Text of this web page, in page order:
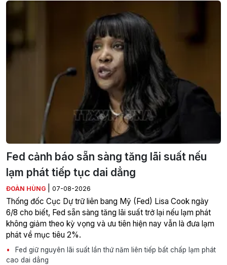
Fed cảnh báo sẵn sàng tăng lãi suất nếu
lạm phát tiếp tục dai dẳng
ĐOÀN HÙNG 07-08-2026
Thống đốc Cục Dự trữ liên bang Mỹ (Fed) Lisa Cook ngày
6/8 cho biết, Fed sẵn sàng tăng lãi suất trở lại nếu lạm phát
không giảm theo kỳ vọng và ưu tiên hiện nay vẫn là đưa lạm
phát về mục tiêu 2%.
Fed giữ nguyên lãi suất lần thứ năm liên tiếp bất chấp lạm phát
cao dai dẳng